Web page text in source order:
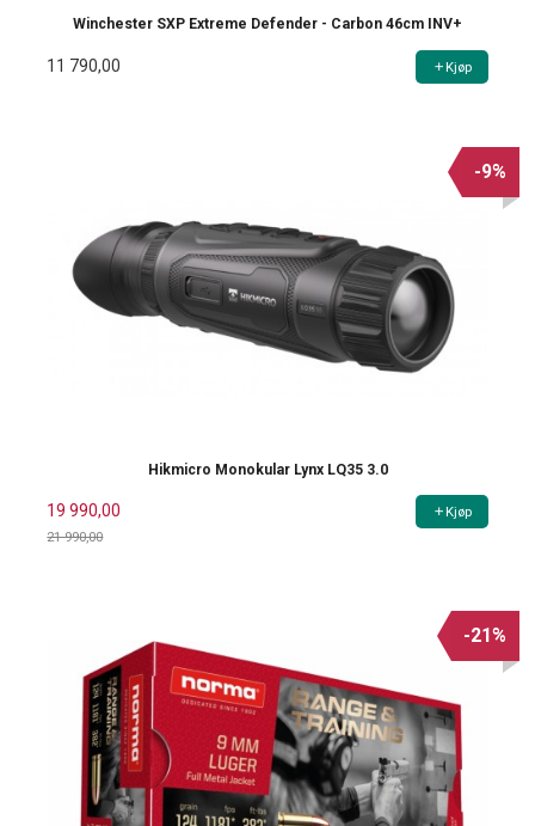
Winchester SXP Extreme Defender - Carbon 46cm INV+
11 790,00 Kjøp
Hikmicro Monokular Lynx LQ35 3.0
19 990,00
21 990,00
-9%
Kjøp
-21%